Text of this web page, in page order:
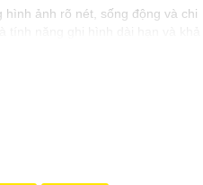
ảnh rõ nét, sống động và chi